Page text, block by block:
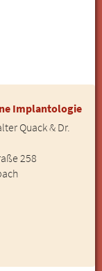
Implantologie
Quack & Dr.
258